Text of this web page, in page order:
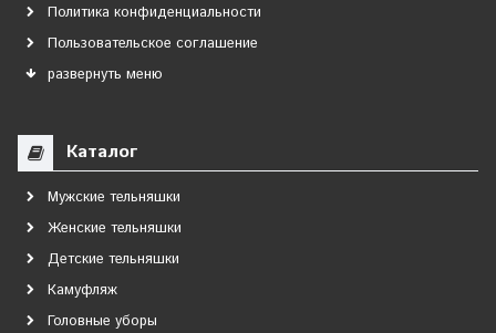
Политика конфиденциальности
Пользовательское соглашение
развернуть меню
Каталог
Мужские тельняшки
Женские тельняшки
Детские тельняшки
Камуфляж
Головные уборы